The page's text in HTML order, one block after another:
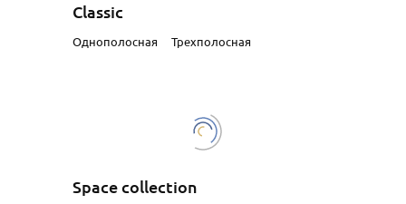
Classic
Однополосная Трехполосная
Space collection